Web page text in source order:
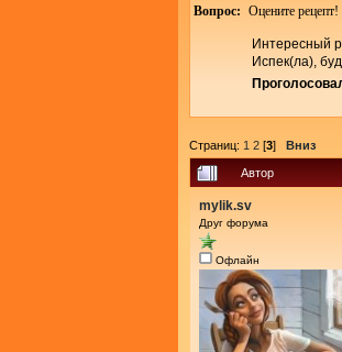
Вопрос: Оцените рецепт!
Интересный
Испек(ла),
Страниц: 1 2 [3] Вниз
Автор
mylik.sv
Друг форума
Офлайн